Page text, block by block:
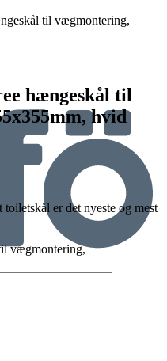
hængeskål til
hvid
er det nyeste og mest
vægmontering,